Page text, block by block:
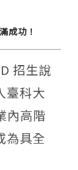
成功！
招生說
臺科大
內高階
為具全